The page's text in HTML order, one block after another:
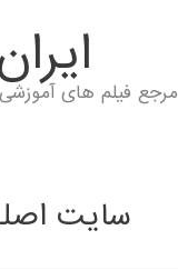
مرجع فیلم های
سایت